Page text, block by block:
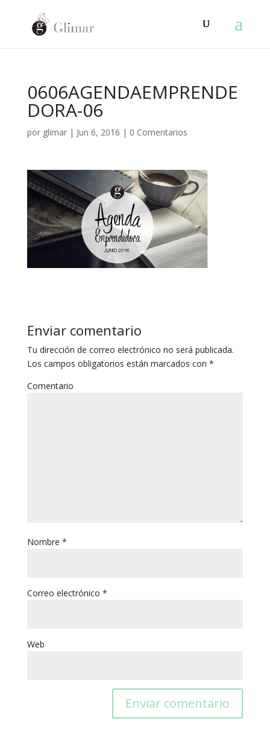
0606AGENDAEMPRENDE
DORA-06
por glimar| Jun 6, 2016 | 0 Comentarios
Enviar comentario
Tu dirección de correo electrónico no será publicada.
Los campos obligatorios están marcados con *
Comentario
Nombre *
Correo electrónico *
Web